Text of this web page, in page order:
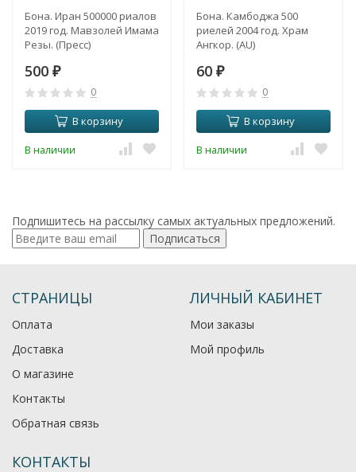
Бона. Иран 500000 риалов
2019 год. Мавзолей Имама
Резы. (Пресс)
500 ₽
0
В корзину
В наличии
Бона. Камбоджа 500
риелей 2004 год. Храм
Ангкор. (AU)
60 ₽
0
В корзину
В наличии
Подпишитесь на рассылку самых актуальных предложений.
Подписаться
СТРАНИЦЫ
Оплата
Доставка
О магазине
Контакты
Обратная связь
ЛИЧНЫЙ КАБИНЕТ
Мои заказы
Мой профиль
КОНТАКТЫ